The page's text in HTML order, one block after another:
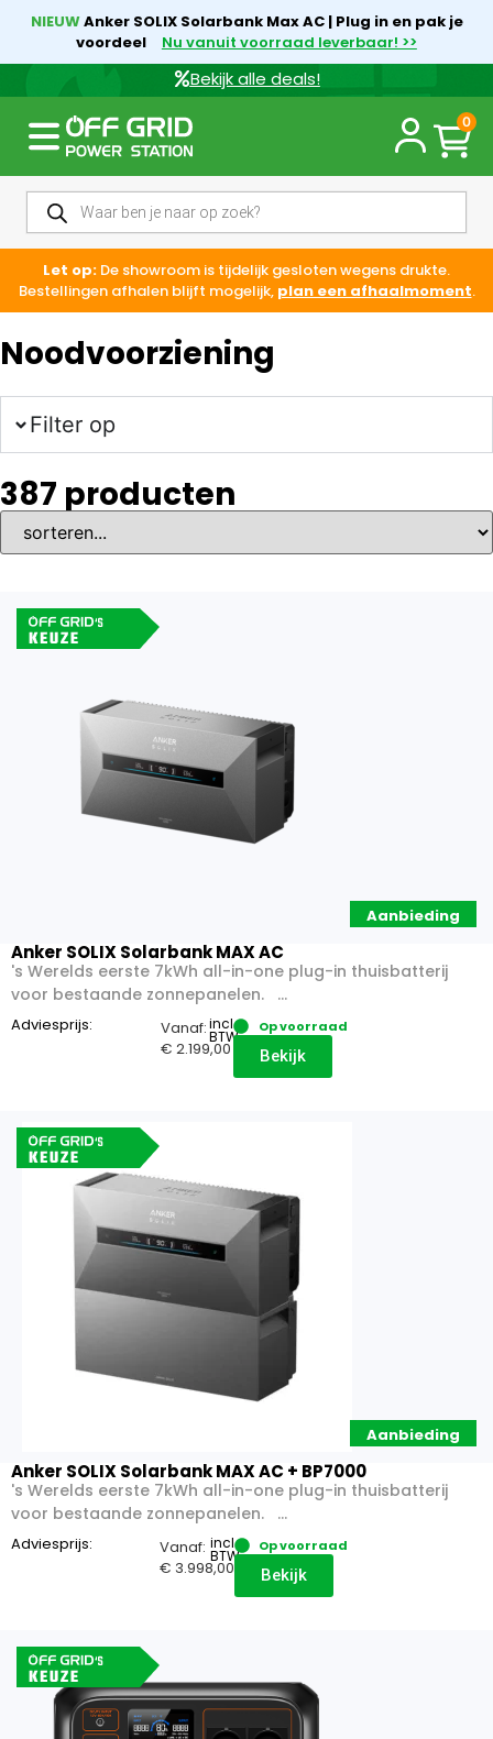
NIEUWAnker SOLIX Solarbank Max AC | Plug in en pak je
voordeel
Nu vanuit voorraad leverbaar! >>
Bekijk alle deals!
0
Let op: De showroom is tijdelijk gesloten wegens drukte.
Bestellingen afhalen blijft mogelijk, plan een afhaalmoment.
Noodvoorziening
Filter op
387 producten
Aanbieding
Anker SOLIX Solarbank MAX AC
's Werelds eerste 7kWh all-in-one plug-in thuisbatterij
voor bestaande zonnepanelen. ...
Adviesprijs:
Vanaf:
€ 2.199,00
incl.
BTW
Op voorraad
Bekijk
Aanbieding
Anker SOLIX Solarbank MAX AC + BP7000
's Werelds eerste 7kWh all-in-one plug-in thuisbatterij
voor bestaande zonnepanelen. ...
Adviesprijs:
Vanaf:
€ 3.998,00
incl.
BTW
Op voorraad
Bekijk